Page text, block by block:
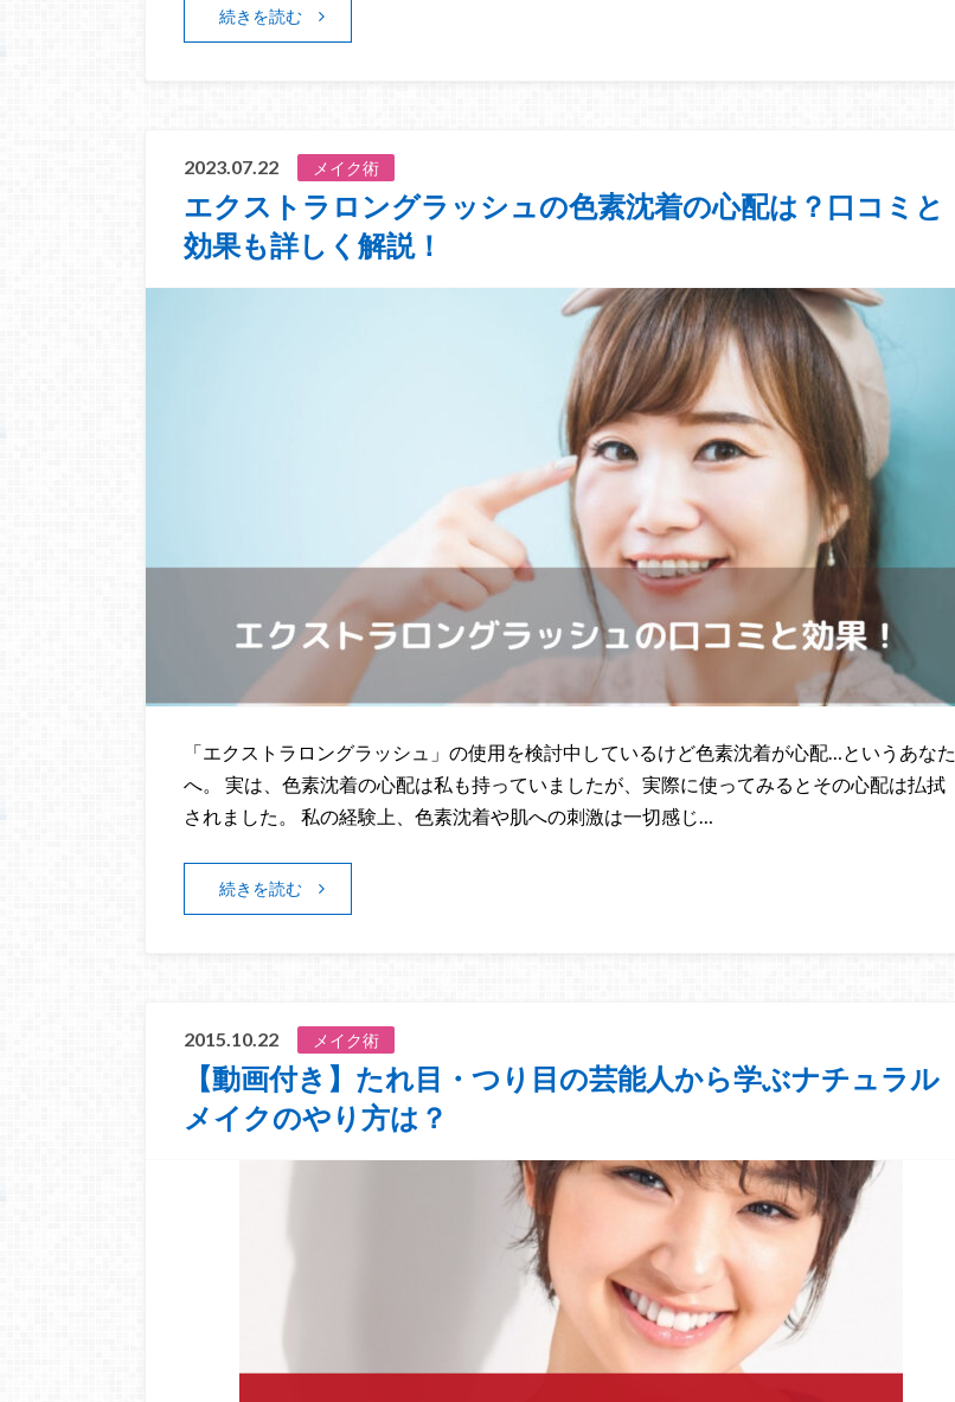
続きを読む
2023.07.22 メイク術
エクストラロングラッシュの色素沈着の心配は？口コミと
効果も詳しく解説！
「エクストラロングラッシュ」の使用を検討中しているけど色素沈着が心配…というあなた
へ。 実は、色素沈着の心配は私も持っていましたが、実際に使ってみるとその心配は払拭
されました。 私の経験上、色素沈着や肌への刺激は一切感じ…
続きを読む
2015.10.22 メイク術
【動画付き】たれ目・つり目の芸能人から学ぶナチュラル
メイクのやり方は？